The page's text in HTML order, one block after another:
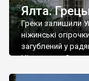
Ялта.
Греки залишили
ніжинські
загублений у
Ніжин греки?